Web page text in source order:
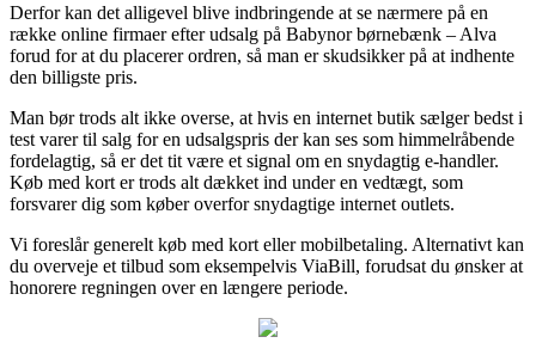
Derfor kan det alligevel blive indbringende at se nærmere på en
række online firmaer efter udsalg på Babynor børnebænk – Alva
forud for at du placerer ordren, så man er skudsikker på at indhente
den billigste pris.
Man bør trods alt ikke overse, at hvis en internet butik sælger bedst i
test varer til salg for en udsalgspris der kan ses som himmelråbende
fordelagtig, så er det tit være et signal om en snydagtig e-handler.
Køb med kort er trods alt dækket ind under en vedtægt, som
forsvarer dig som køber overfor snydagtige internet outlets.
Vi foreslår generelt køb med kort eller mobilbetaling. Alternativt kan
du overveje et tilbud som eksempelvis ViaBill, forudsat du ønsker at
honorere regningen over en længere periode.